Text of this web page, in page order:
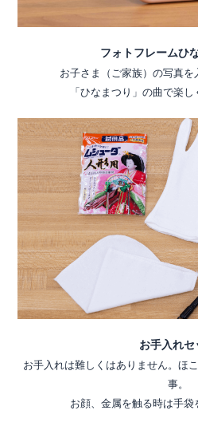
フォトフレームひ
お子さま（ご家族）の写真を
「ひなまつり」の曲で楽し
お手入れセ
お手入れは難しくはありません。ほ
事。
お顔、金属を触る時は手袋